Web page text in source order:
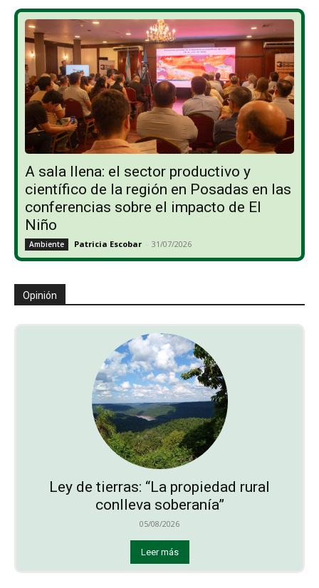
A sala llena: el sector productivo y
científico de la región en Posadas en las
conferencias sobre el impacto de El
Niño
Ambiente Patricia Escobar - 31/07/2026
Opinión
Ley de tierras: “La propiedad rural
conlleva soberanía”
05/08/2026
Leer más